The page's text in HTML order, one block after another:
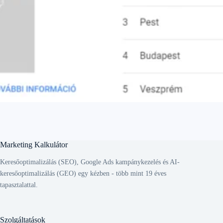
Marketing Kalkulátor
Keresőoptimalizálás (SEO), Google Ads kampánykezelés és AI-
keresőoptimalizálás (GEO) egy kézben - több mint 19 éves
tapasztalattal.
Szolgáltatások